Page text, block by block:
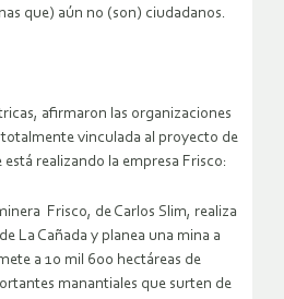
que) aún no (son) ciudadanos.
afirmaron las organizaciones
vinculada al proyecto de
realizando la empresa Frisco:
Frisco, de Carlos Slim, realiza
La Cañada y planea una mina a
a 10 mil 600 hectáreas de
manantiales que surten de